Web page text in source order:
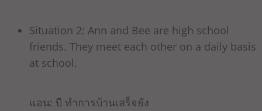
Situation 2: Ann and Bee are high school
friends. They meet each other on a daily basis
at school.
แอน: บี ทำการบ้านเสร็จยัง